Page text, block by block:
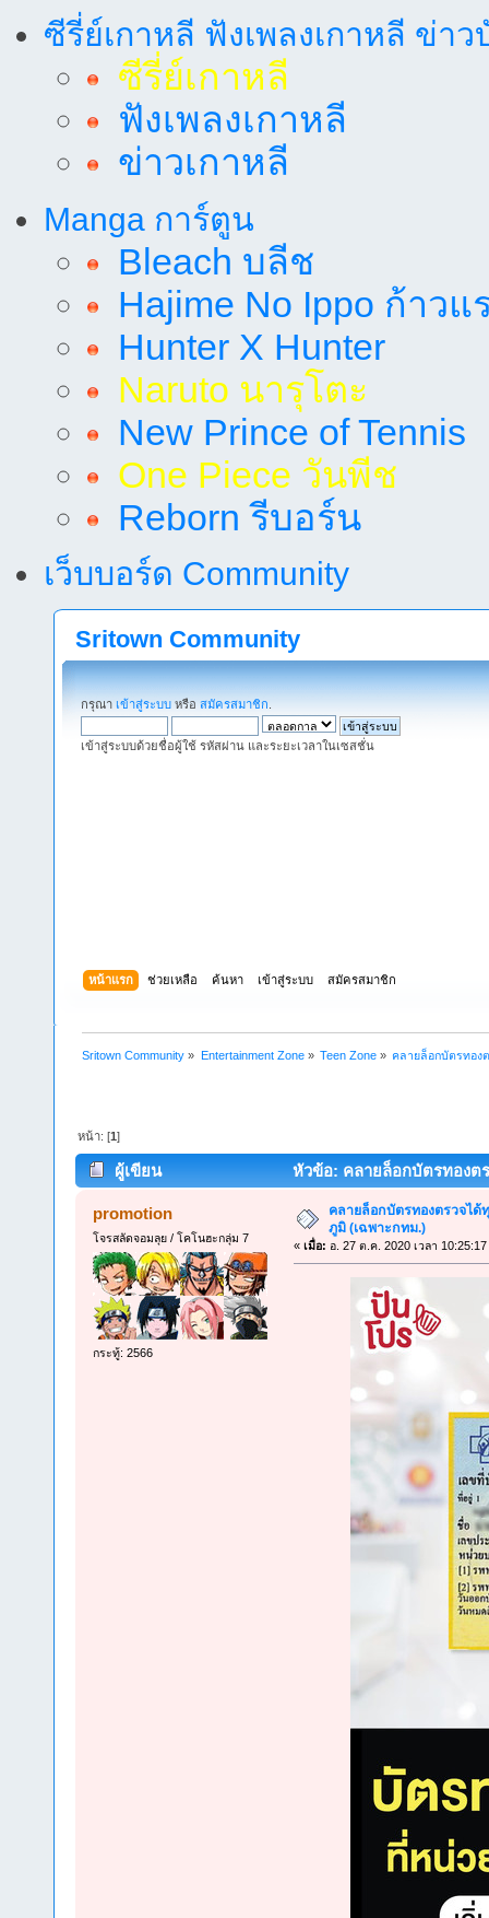
ซีรี่ย์เกาหลี ฟังเพลงเกาหลี ข่าว
ซีรี่ย์เกาหลี
ฟังเพลงเกาหลี
ข่าวเกาหลี
Manga การ์ตูน
Bleach บลีช
Hajime No Ippo ก้าวแ
Hunter X Hunter
Naruto นารุโตะ
New Prince of Tennis
One Piece วันพีช
Reborn รีบอร์น
เว็บบอร์ด Community
Sritown Community
กรุณา เข้าสู่ระบบ หรือ สมัครสมาชิก
เข้าสู่ระบบด้วยชื่อผู้ใช้ รหัสผ่าน และระยะเวลาในเซสชั่น
หน้าแรก ช่วยเหลือ ค้นหา เข้าสู่ระบบ สมัครสมาชิก
Sritown Community » Entertainment Zone» Teen Zone» คลายล็อกบัตรทอง
หน้า: [1]
ผู้เขียน หัวข้อ: คลายล็อกบัตรทองต
promotion
โจรสลัดจอมลุย / โคโนฮะกลุ่ม 7
กระทู้: 2566
คลายล็อกบัตรทองตรวจไ
ภูมิ (เฉพาะกทม.)
« เมื่อ: อ. 27 ต.ค. 2020 เวลา 10:25:17